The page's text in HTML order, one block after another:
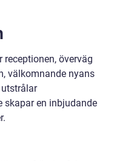
receptionen, överväg
välkomnande nyans
en inbjudande